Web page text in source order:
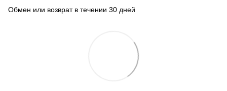
Обмен или возврат в течении 30 дней